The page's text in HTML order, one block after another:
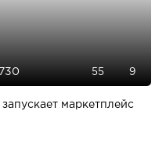
730 55 9
запускает маркетплейс